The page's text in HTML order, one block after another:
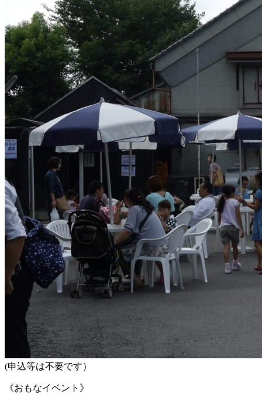
(申込等は不要です）
《おもなイベント》